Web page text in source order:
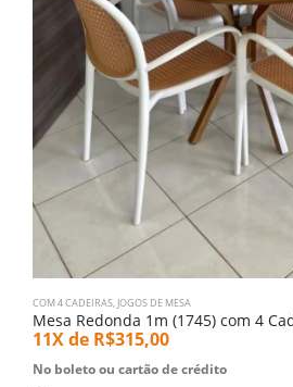
COM 4 CADEIRAS, JOGOS DE MESA
11X de R$315,00
No boleto ou cartão de crédito